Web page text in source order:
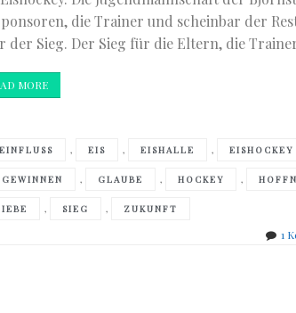
die Trainer und scheinbar der
der Sieg. Der Sieg für die Eltern, die
MORE
EINFLUSS , EIS , EISHALLE , EISHOCKEY
GEWINNEN , GLAUBE , HOCKEY ,
, SIEG , ZUKUNFT
1